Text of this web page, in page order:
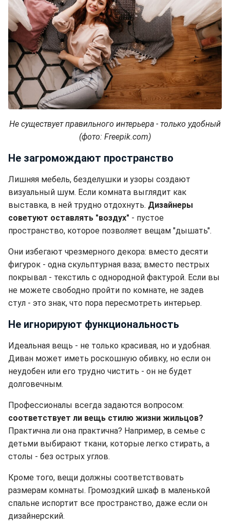
Не существует правильного интерьера - только удобный
(фото: Freepik.com)
Не загромождают пространство
Лишняя мебель, безделушки и узоры создают
визуальный шум. Если комната выглядит как
выставка, в ней трудно отдохнуть. Дизайнеры
советуют оставлять "воздух" - пустое
пространство, которое позволяет вещам "дышать".
Они избегают чрезмерного декора: вместо десяти
фигурок - одна скульптурная ваза; вместо пестрых
покрывал - текстиль с однородной фактурой. Если вы
не можете свободно пройти по комнате, не задев
стул - это знак, что пора пересмотреть интерьер.
Не игнорируют функциональность
Идеальная вещь - не только красивая, но и удобная.
Диван может иметь роскошную обивку, но если он
неудобен или его трудно чистить - он не будет
долговечным.
Профессионалы всегда задаются вопросом:
соответствует ли вещь стилю жизни жильцов?
Практична ли она практична? Например, в семье с
детьми выбирают ткани, которые легко стирать, а
столы - без острых углов.
Кроме того, вещи должны соответствовать
размерам комнаты. Громоздкий шкаф в маленькой
спальне испортит все пространство, даже если он
дизайнерский.